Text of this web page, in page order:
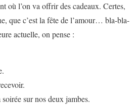
où l’on va offrir des cadeaux. Certes,
que c’est la fête de l’amour… bla-bla-
actuelle, on pense :
sur nos deux jambes.